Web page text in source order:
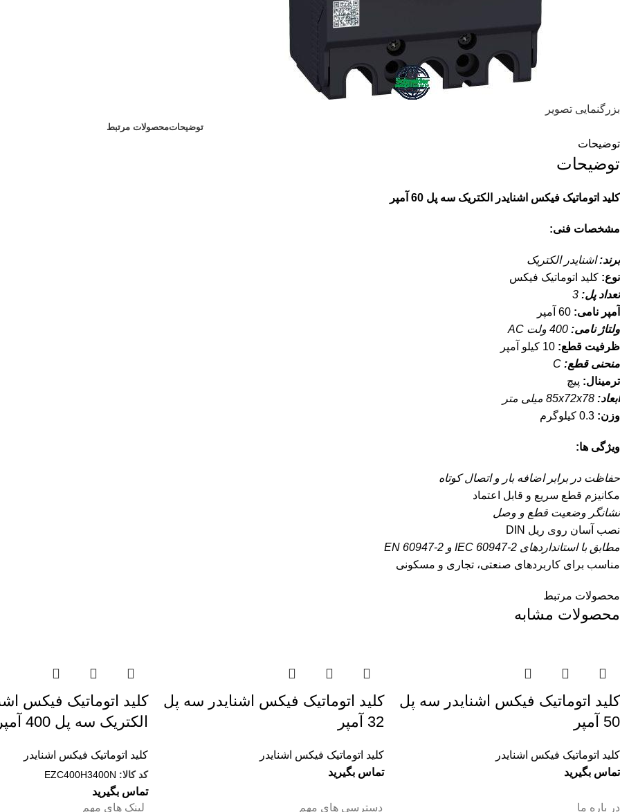
بزرگنمایی تصویر
توضیحاتمحصولات مرتبط
توضیحات
توضیحات
کلید اتوماتیک فیکس اشنایدر الکتریک سه پل 60 آمپر
مشخصات فنی:
برند:اشنایدر الکتریک
نوع: کلید اتوماتیک فیکس
تعداد پل:
آمپر نامی:
ولتاژ نامی:
ظرفیت قطع:
منحنی قطع:
ترمینال: پیچ
ابعاد:
وزن:
ویژگی ها:
حفاظت در برابر اضافه بار و اتصال کوتاه
مکانیزم قطع سریع و قابل اعتماد
نشانگر وضعیت قطع و وصل
نصب آسان روی ریل DIN
مطابق با استانداردهای IEC 60947-2 و EN 60947-2
مناسب برای کاربردهای صنعتی، تجاری و مسکونی
محصولات مرتبط
محصولات مشابه
کليد اتوماتيک فیکس اشنایدر سه پل
50 آمپر
کلید اتوماتیک فیکس اشنایدر
تماس بگیرید
کليد اتوماتيک فیکس اشنایدر سه پل
32 آمپر
کلید اتوماتیک فیکس اشنایدر
تماس بگیرید
کليد اتوماتيک فیکس
الکتریک سه پل 400 آمپر
کلید اتوماتیک فیکس اشنایدر
کد کالا: EZC400H3400N
تماس بگیرید
در باره ما
دسترسی های مهم لینک های مهم